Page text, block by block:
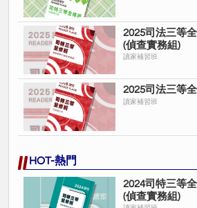
2025司法三等
(偵查實務組)
讀家補習班
2025司法三等
讀家補習班
HOT-熱門
2024司特三等
(偵查實務組)